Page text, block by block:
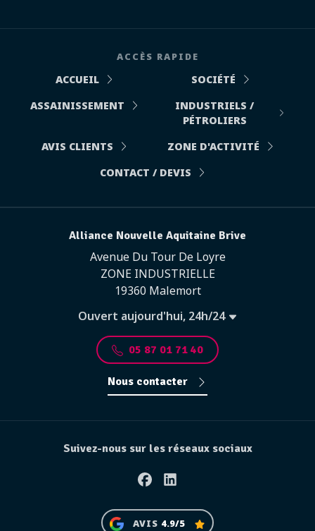
ACCÈS RAPIDE
ACCUEIL
SOCIÉTÉ
ASSAINISSEMENT
INDUSTRIELS /
PÉTROLIERS
AVIS CLIENTS
ZONE D'ACTIVITÉ
CONTACT / DEVIS
Alliance Nouvelle Aquitaine Brive
Avenue Du Tour De Loyre
ZONE INDUSTRIELLE
19360 Malemort
Ouvert aujourd'hui, 24h/24
05 87 01 71 40
Nous contacter
Suivez-nous sur les réseaux sociaux
FacebookLinkedin
AVIS 4.9/5